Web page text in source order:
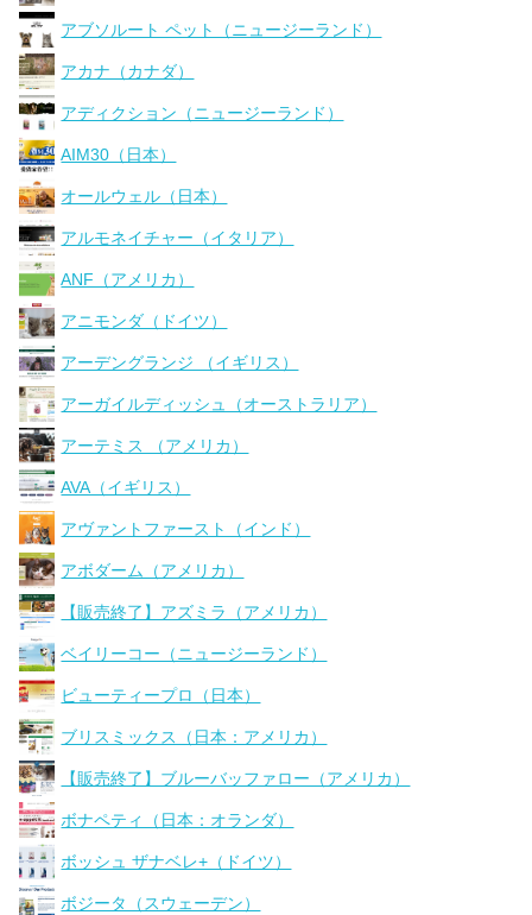
アブソルート ペット（ニュージーランド）
アカナ（カナダ）
アディクション（ニュージーランド）
AIM30（日本）
オールウェル（日本）
アルモネイチャー（イタリア）
ANF（アメリカ）
アニモンダ（ドイツ）
アーデングランジ （イギリス）
アーガイルディッシュ（オーストラリア）
アーテミス （アメリカ）
AVA（イギリス）
アヴァントファースト（インド）
アボダーム（アメリカ）
【販売終了】アズミラ（アメリカ）
ベイリーコー（ニュージーランド）
ビューティープロ（日本）
ブリスミックス（日本：アメリカ）
【販売終了】ブルーバッファロー（アメリカ）
ボナペティ（日本：オランダ）
ボッシュ ザナベレ+（ドイツ）
ボジータ（スウェーデン）